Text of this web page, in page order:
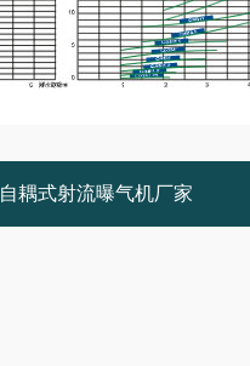
耦式射流曝气机厂家